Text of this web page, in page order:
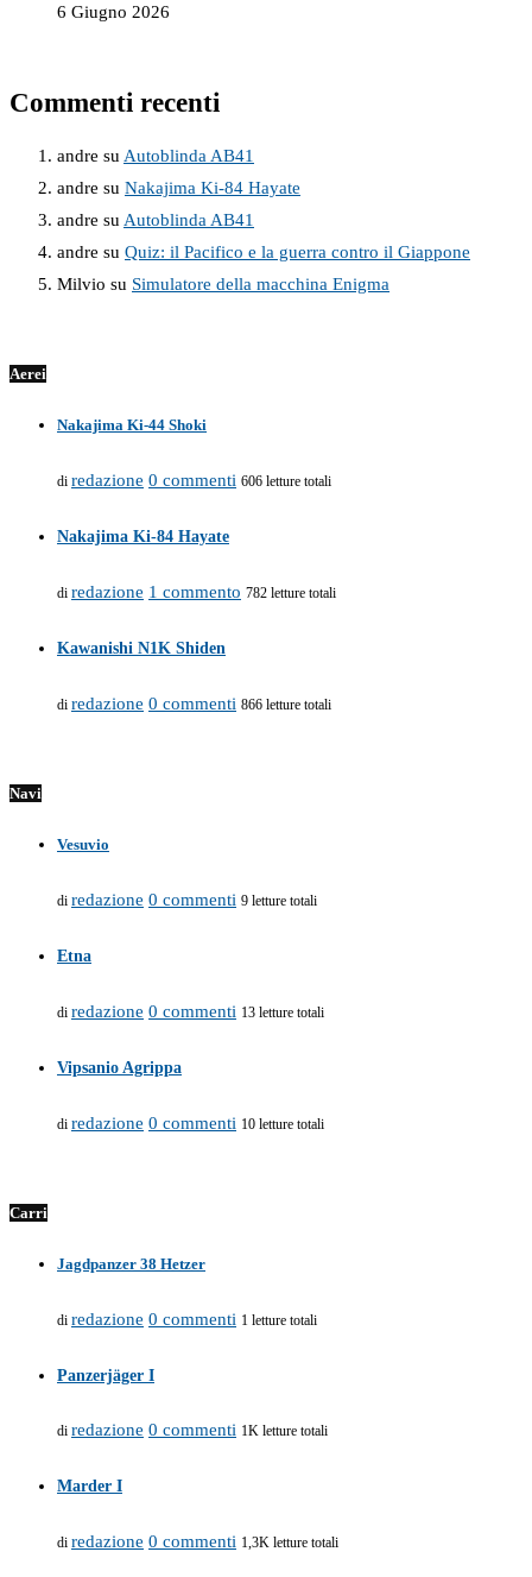
6 Giugno 2026
Commenti recenti
andre su Autoblinda AB41
andre su Nakajima Ki-84 Hayate
andre su Autoblinda AB41
andre su Quiz: il Pacifico e la guerra contro il Giappone
Milvio su Simulatore della macchina Enigma
Aerei
Nakajima Ki-44 Shoki
di redazione 0 commenti 606 letture totali
Nakajima Ki-84 Hayate
di redazione 1 commento 782 letture totali
Kawanishi N1K Shiden
di redazione 0 commenti 866 letture totali
Navi
Vesuvio
di redazione 0 commenti 9 letture totali
Etna
di redazione 0 commenti 13 letture totali
Vipsanio Agrippa
di redazione 0 commenti 10 letture totali
Carri
Jagdpanzer 38 Hetzer
di redazione 0 commenti 1 letture totali
Panzerjäger I
di redazione 0 commenti 1K letture totali
Marder I
di redazione 0 commenti 1,3K letture totali